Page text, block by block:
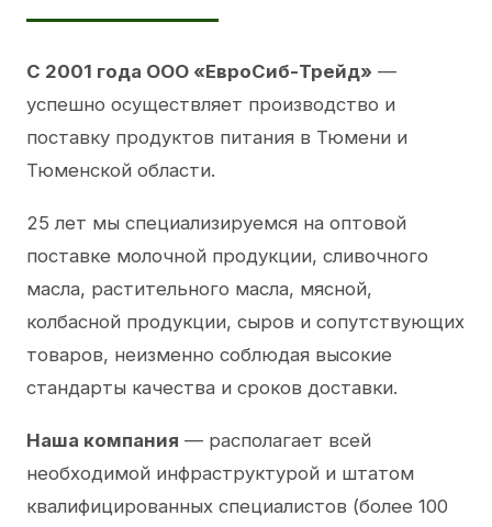
С 2001 года ООО «ЕвроСиб-Трейд» —
успешно осуществляет производство и
поставку продуктов питания в Тюмени и
Тюменской области.
25 лет мы специализируемся на оптовой
поставке молочной продукции, сливочного
масла, растительного масла, мясной,
колбасной продукции, сыров и сопутствующих
товаров, неизменно соблюдая высокие
стандарты качества и сроков доставки.
Наша компания — располагает всей
необходимой инфраструктурой и штатом
квалифицированных специалистов (более 100